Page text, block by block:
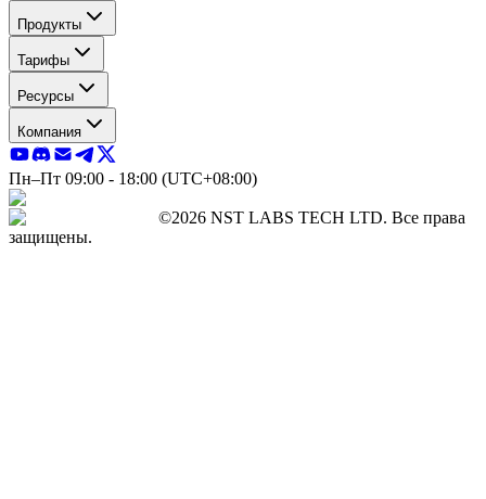
Продукты
Тарифы
Ресурсы
Компания
Пн–Пт 09:00 - 18:00 (UTC+08:00)
©2026 NST LABS TECH LTD. Все права
защищены.